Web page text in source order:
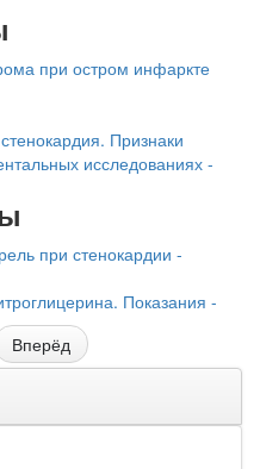
при остром инфаркте
Признаки
исследованиях -
при стенокардии -
Показания -
Вперёд